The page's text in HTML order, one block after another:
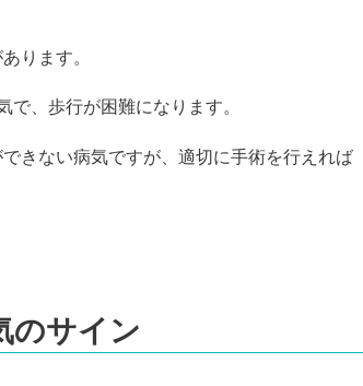
ります。
、歩行が困難になります。
きない病気ですが、適切に手術を行えれば
のサイン